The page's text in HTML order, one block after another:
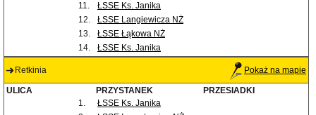
11.
ŁSSE Ks. Janika
12.
ŁSSE Langiewicza NŻ
13.
ŁSSE Łąkowa NŻ
14.
ŁSSE Ks. Janika
Retkinia Pokaż na mapie
ULICA PRZYSTANEK
PRZESIADKI
1.
ŁSSE Ks. Janika